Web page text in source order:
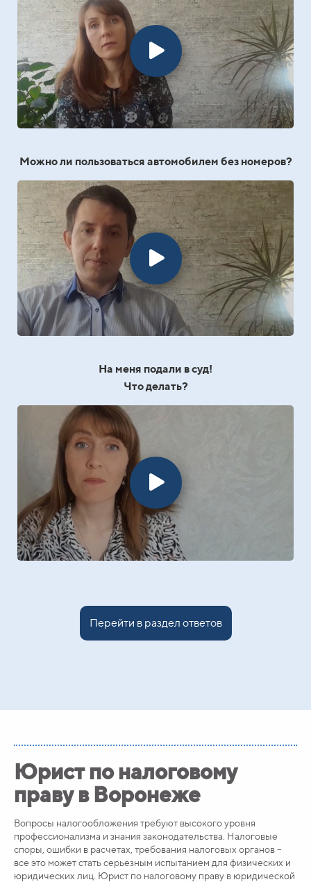
Можно ли пользоваться автомобилем без номеров?
На меня подали в суд!
Что делать?
Перейти в раздел ответов
Юрист по налоговому
праву в Воронеже
Вопросы налогообложения требуют высокого уровня
профессионализма и знания законодательства. Налоговые
споры, ошибки в расчетах, требования налоговых органов –
все это может стать серьезным испытанием для физических и
юридических лиц. Юрист по налоговому праву в юридической